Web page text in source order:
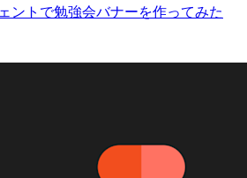
ントで勉強会バナーを作ってみた